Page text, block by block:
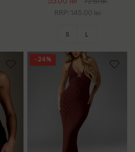
RRP: 145.00 lei
S L
- 24%